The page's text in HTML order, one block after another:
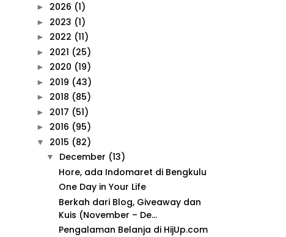
► 2026 (1)
► 2023 (1)
► 2022 (11)
► 2021 (25)
► 2020 (19)
► 2019 (43)
► 2018 (85)
► 2017 (51)
► 2016 (95)
▼ 2015 (82)
▼ December (13)
Hore, ada Indomaret di Bengkulu
One Day in Your Life
Berkah dari Blog, Giveaway dan
Kuis (November – De...
Pengalaman Belanja di HijUp.com